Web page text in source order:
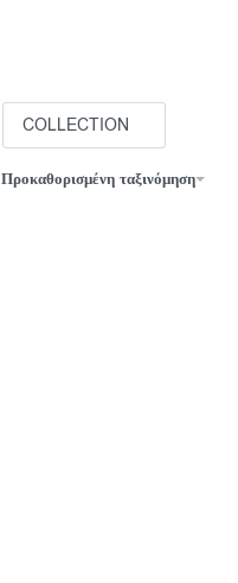
COLLECTION
Προκαθορισμένη ταξινόμηση